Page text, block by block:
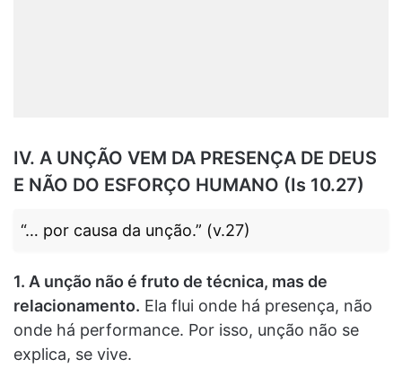
IV. A UNÇÃO VEM DA PRESENÇA DE DEUS
E NÃO DO ESFORÇO HUMANO (Is 10.27)
“… por causa da unção.” (v.27)
1. A unção não é fruto de técnica, mas de
relacionamento. Ela flui onde há presença, não
onde há performance. Por isso, unção não se
explica, se vive.